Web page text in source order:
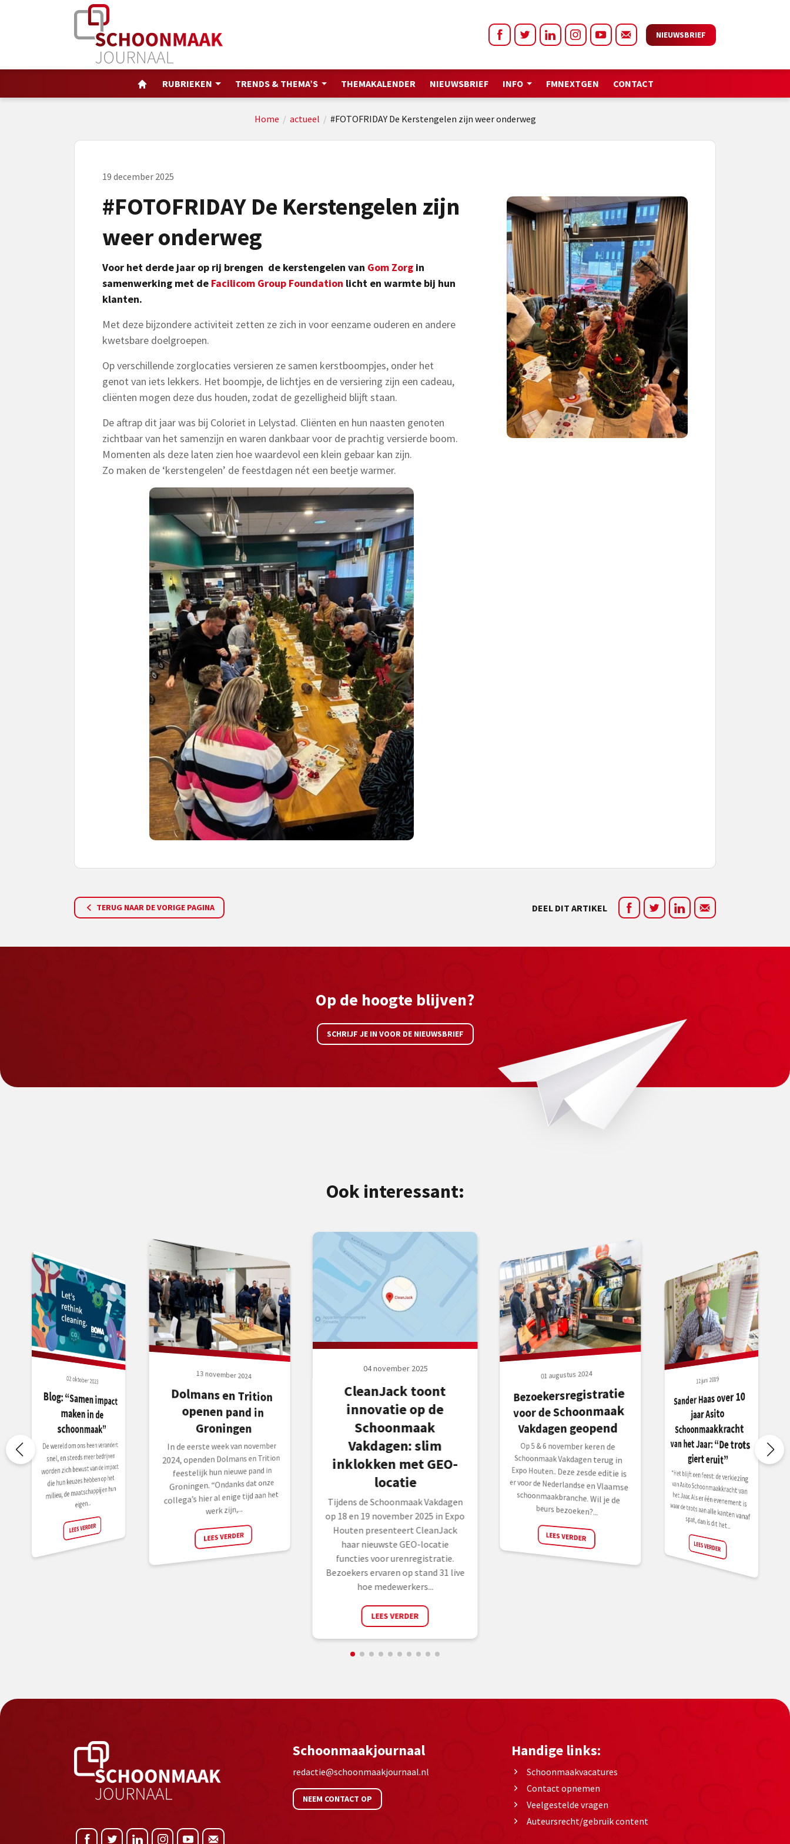
NIEUWSBRIEF
RUBRIEKEN TRENDS & THEMA’S THEMAKALENDER NIEUWSBRIEF INFO FMNEXTGEN CONTACT
Home / actueel / #FOTOFRIDAY De Kerstengelen zijn weer onderweg
19 december 2025
#FOTOFRIDAY De Kerstengelen zijn
weer onderweg
Voor het derde jaar op rij brengen de kerstengelen van Gom Zorg in
samenwerking met de Facilicom Group Foundation licht en warmte bij hun
klanten.
Met deze bijzondere activiteit zetten ze zich in voor eenzame ouderen en andere
kwetsbare doelgroepen.
Op verschillende zorglocaties versieren ze samen kerstboompjes, onder het
genot van iets lekkers. Het boompje, de lichtjes en de versiering zijn een cadeau,
cliënten mogen deze dus houden, zodat de gezelligheid blijft staan.
De aftrap dit jaar was bij Coloriet in Lelystad. Cliënten en hun naasten genoten
zichtbaar van het samenzijn en waren dankbaar voor de prachtig versierde boom.
Momenten als deze laten zien hoe waardevol een klein gebaar kan zijn.
Zo maken de ‘kerstengelen’ de feestdagen nét een beetje warmer.
TERUG NAAR DE VORIGE PAGINA DEEL DIT ARTIKEL
Op de hoogte blijven?
SCHRIJF JE IN VOOR DE NIEUWSBRIEF
Ook interessant:
02 oktober 2023
Blog: “Samen impact
maken in de
schoonmaak”
De wereld om ons heen verandert
snel, en steeds meer bedrijven
worden zich bewust van de impact
die hun keuzes hebben op het
milieu, de maatschappij en hun
eigen...
LEES VERDER
13 november 2024
Dolmans en Trition
openen pand in
Groningen
In de eerste week van november
2024, openden Dolmans en Trition
feestelijk hun nieuwe pand in
Groningen. “Ondanks dat onze
collega’s hier al enige tijd aan het
werk zijn,...
LEES VERDER
04 november 2025
CleanJack toont
innovatie op de
Schoonmaak
Vakdagen: slim
inklokken met GEO-
locatie
Tijdens de Schoonmaak Vakdagen
op 18 en 19 november 2025 in Expo
Houten presenteert CleanJack
haar nieuwste GEO-locatie
functies voor urenregistratie.
Bezoekers ervaren op stand 31 live
hoe medewerkers...
LEES VERDER
01 augustus 2024
Bezoekersregistratie
voor de Schoonmaak
Vakdagen geopend
Op 5 & 6 november keren de
Schoonmaak Vakdagen terug in
Expo Houten.. Deze zesde editie is
er voor de Nederlandse en Vlaamse
schoonmaakbranche. Wil je de
beurs bezoeken?...
LEES VERDER
12 juni 2019
Sander Haas over 10
jaar Asito
Schoonmaakkracht
van het Jaar: “De trots
giert eruit”
“Het blijft een feest: de verkiezing
van Asito Schoonmaakkracht van
het Jaar. Als er één evenement is
waar de trots aan alle kanten vanaf
spat, dan is dit het...
LEES VERDER
Schoonmaakjournaal
redactie@schoonmaakjournaal.nl
NEEM CONTACT OP
Handige links:
Schoonmaakvacatures
Contact opnemen
Veelgestelde vragen
Auteursrecht/gebruik content